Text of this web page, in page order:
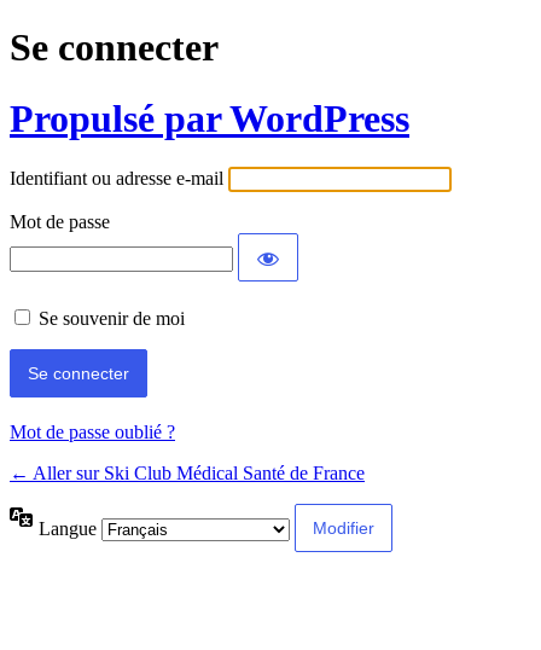
Se connecter
Propulsé par WordPress
Identifiant ou adresse e-mail
Mot de passe
Se souvenir de moi
Mot de passe oublié ?
← Aller sur Ski Club Médical Santé de France
Langue